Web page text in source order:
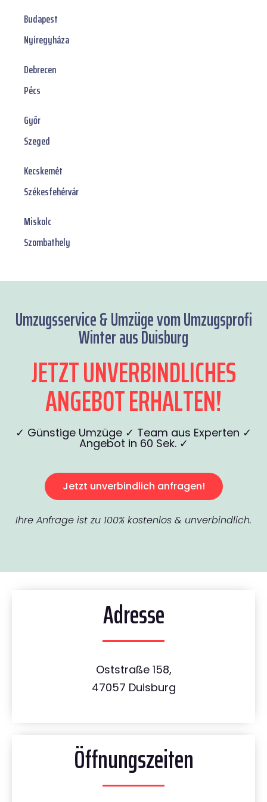
Budapest
Nyíregyháza
Debrecen
Pécs
Győr
Szeged
Kecskemét
Székesfehérvár
Miskolc
Szombathely
Umzugsservice & Umzüge vom Umzugsprofi
Winter aus Duisburg
JETZT UNVERBINDLICHES
ANGEBOT ERHALTEN!
✓ Günstige Umzüge ✓ Team aus Experten ✓
Angebot in 60 Sek. ✓
Jetzt unverbindlich anfragen!
Ihre Anfrage ist zu 100% kostenlos & unverbindlich.
Adresse
Oststraße 158,
47057 Duisburg
Öffnungszeiten